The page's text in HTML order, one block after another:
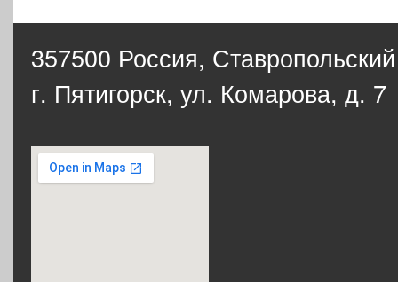
357500 Россия,
г. Пятигорск, ул. Комарова, д. 7